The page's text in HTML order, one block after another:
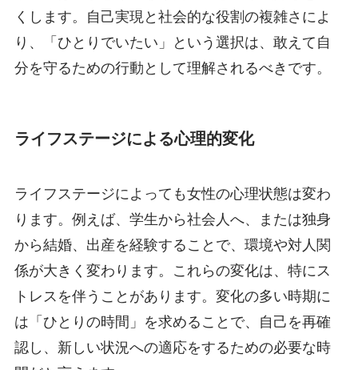
くします。自己実現と社会的な役割の複雑さによ
り、「ひとりでいたい」という選択は、敢えて自
分を守るための行動として理解されるべきです。
ライフステージによる心理的変化
ライフステージによっても女性の心理状態は変わ
ります。例えば、学生から社会人へ、または独身
から結婚、出産を経験することで、環境や対人関
係が大きく変わります。これらの変化は、特にス
トレスを伴うことがあります。変化の多い時期に
は「ひとりの時間」を求めることで、自己を再確
認し、新しい状況への適応をするための必要な時